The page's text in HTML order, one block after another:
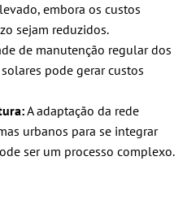
embora os custos
sejam reduzidos.
de manutenção regular dos
pode gerar custos
A adaptação da rede
urbanos para se integrar
ser um processo complexo.